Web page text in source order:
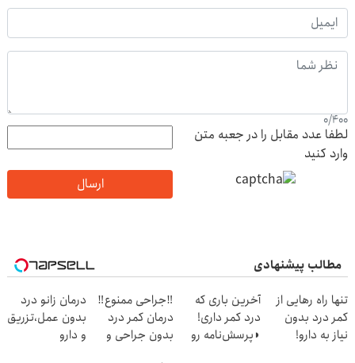
0/400
لطفا عدد مقابل را در جعبه متن
وارد کنید
ارسال
مطالب پیشنهادی
تنها راه رهایی از
کمر درد بدون
نیاز به دارو!
آخرین باری که
درد کمر داری!
◗پرسش‌نامه رو
‼️جراحی ممنوع‼️
درمان کمر درد
بدون جراحی و
درمان زانو درد
بدون عمل،تزریق
و دارو